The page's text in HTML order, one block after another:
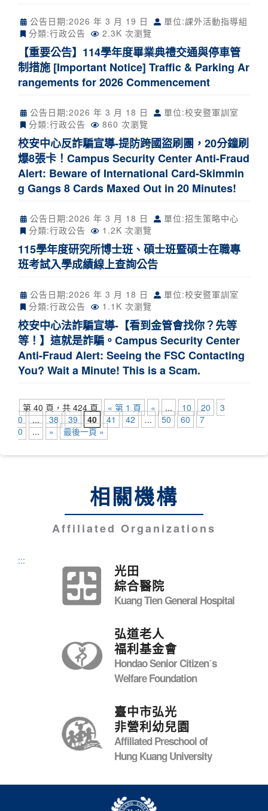
公告日期:2026 年 3 月 19 日
單位:課外活動指導組
分類:行政公告 2.3K 次瀏覽
【重要公告】114學年度畢業典禮交通與停車管
制措施 [Important Notice] Traffic & Parking Ar
rangements for 2026 Commencement
公告日期:2026 年 3 月 18 日
單位:校安暨軍訓室
分類:行政公告 860 次瀏覽
校安中心反詐騙宣導-提防跨國盜刷團，20分鐘刷
爆8張卡！Campus Security Center Anti-Fraud
Alert: Beware of International Card-Skimmin
g Gangs 8 Cards Maxed Out in 20 Minutes!
公告日期:2026 年 3 月 18 日
單位:招生策略中心
分類:行政公告 1.2K 次瀏覽
115學年度研究所博士班、碩士班暨碩士在職專
班考試入學成績線上查詢公告
公告日期:2026 年 3 月 18 日
單位:校安暨軍訓室
分類:行政公告 1.1K 次瀏覽
校安中心法詐騙宣導-【看到金管會找你？先等
等！】這就是詐騙。Campus Security Center
Anti-Fraud Alert: Seeing the FSC Contacting
You? Wait a Minute! This is a Scam.
第 40 頁，共 424 頁 « 第 1 頁 « ... 10 20
3
0
... 38 39 40 41 42 ... 50 60
7
0
... » 最後一頁 »
相關機構
Affiliated Organizations
:::
光田
綜合醫院
Kuang Tien General Hospital
弘道老人
福利基金會
Hondao Senior Citizenˊs
Welfare Foundation
臺中市弘光
非營利幼兒園
Affiliated Preschool of
Hung Kuang University